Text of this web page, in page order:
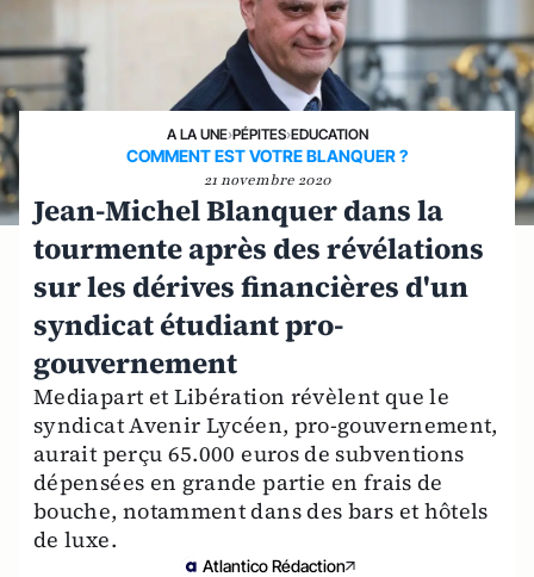
A LA UNE›PÉPITES›EDUCATION
COMMENT EST VOTRE BLANQUER ?
21 novembre 2020
Jean-Michel Blanquer dans la
tourmente après des révélations
sur les dérives financières d'un
syndicat étudiant pro-
gouvernement
Mediapart et Libération révèlent que le
syndicat Avenir Lycéen, pro-gouvernement,
aurait perçu 65.000 euros de subventions
dépensées en grande partie en frais de
bouche, notamment dans des bars et hôtels
de luxe.
Atlantico Rédaction